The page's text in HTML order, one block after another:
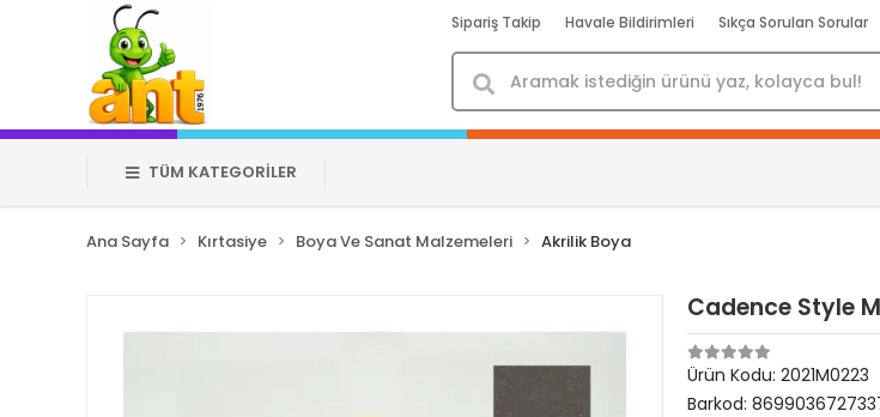
Sipariş Takip Havale Bildirimleri Sıkça Sorulan Sorular
TÜM KATEGORİLER
Ana Sayfa Kırtasiye Boya Ve Sanat Malzemeleri Akrilik Boya
Cadence Style
Ürün Kodu:2021M0223
Barkod: